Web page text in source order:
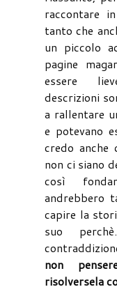
raccontare
tanto che
un piccolo
pagine
essere
descrizioni
a rallentare
e potevano
credo anche
non ci siano
così
andrebbero
capire la
suo
non
risolversela